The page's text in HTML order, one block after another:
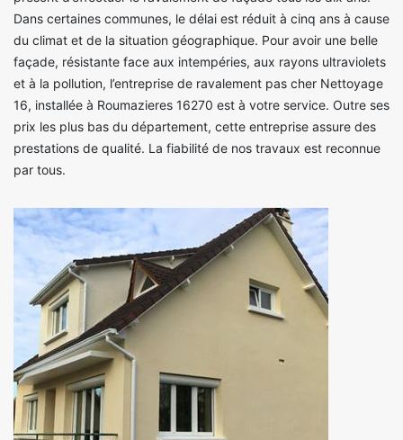
Dans certaines communes, le délai est réduit à cinq ans à cause
du climat et de la situation géographique. Pour avoir une belle
façade, résistante face aux intempéries, aux rayons ultraviolets
et à la pollution, l’entreprise de ravalement pas cher Nettoyage
16, installée à Roumazieres 16270 est à votre service. Outre ses
prix les plus bas du département, cette entreprise assure des
prestations de qualité. La fiabilité de nos travaux est reconnue
par tous.